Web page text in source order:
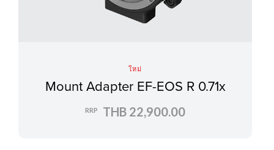
ใหม่
Mount Adapter EF-EOS R 0.71x
RRP THB 22,900.00